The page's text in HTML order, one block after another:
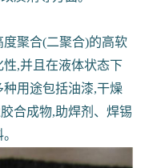
聚合(二聚合)的高软
,并且在液体状态下
用途包括油漆,干燥
合成物,助焊剂、焊锡